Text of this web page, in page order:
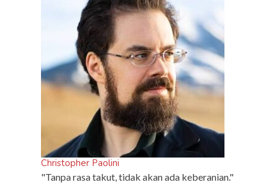
Christopher Paolini
"Tanpa rasa takut, tidak akan ada keberanian."